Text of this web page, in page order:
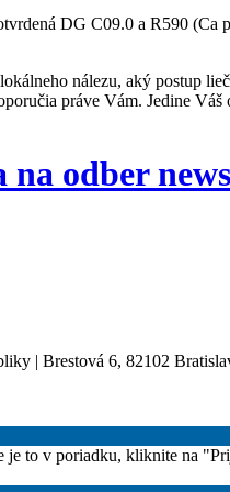
DG C09.0 a R590
nálezu, aký postup
práve Vám. Jedine
na odber
| Brestová 6, 82102
je to v poriadku, kliknite na